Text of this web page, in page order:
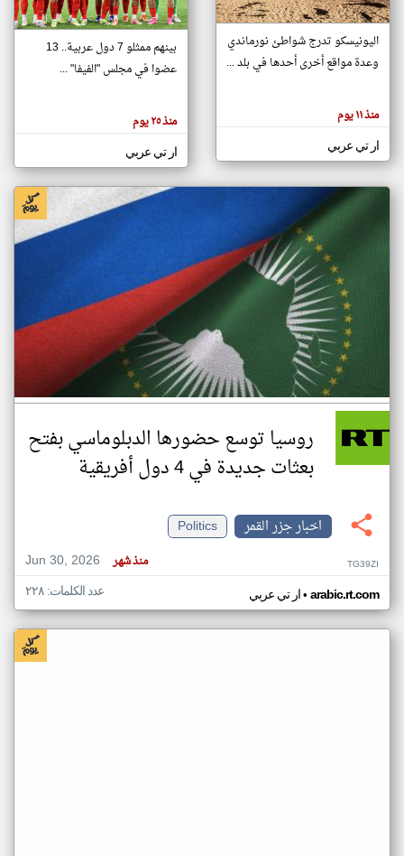
تغيير الدولة
اخبار جزر القمر على مدار الساعة
أهم اخبار جزر القمر العاجلة والمباشرة
هنا عن
وجهة
كاتبيها.
اليونيسكو تدرج شواطئ نورماندي
وعدة مواقع أخرى أحدها في بلد ...
منذ ١١ يوم
ار تي عربي
بينهم ممثلو 7 دول عربية.. 13
عضوا في مجلس "الفيفا" ...
منذ ٢٥ يوم
ار تي عربي
روسيا توسع حضورها الدبلوماسي بفتح
بعثات جديدة في 4 دول أفريقية
اخبار جزر القمر
Politics
Jun 30, 2026
منذ شهر TG39ZI
ار تي عربي• arabic.rt.com عدد الكلمات: ٢٢٨
klyoum.com